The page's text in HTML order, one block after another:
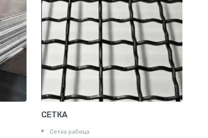
СЕТКА
Сетка рабица